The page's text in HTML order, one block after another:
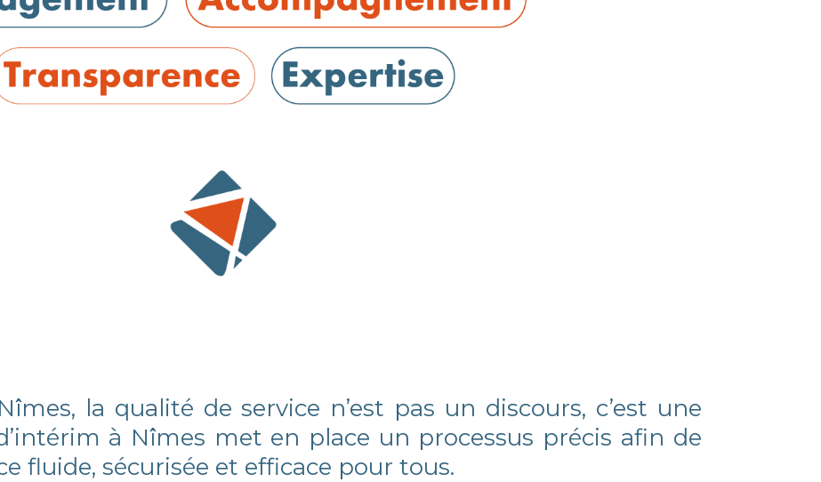
la qualité de service n’est pas un discours, c’est une
à Nîmes met en place un processus précis afin de
fluide, sécurisée et efficace pour tous.